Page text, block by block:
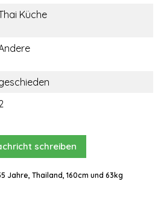
Küche
schreiben
Jahre, Thailand, 160cm und 63kg